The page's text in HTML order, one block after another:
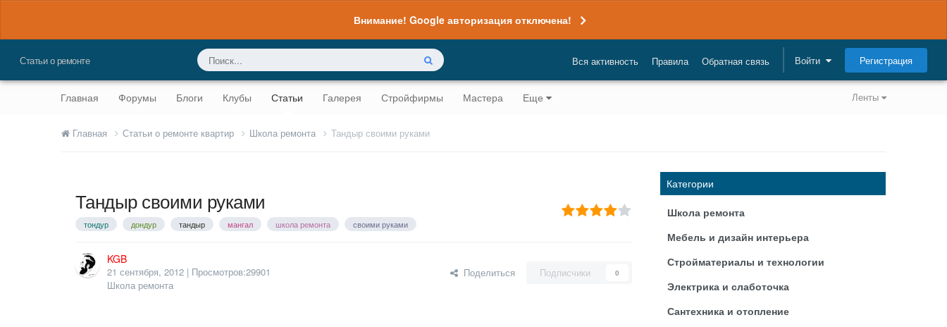
Внимание! Google авторизация отключена!
Статьи о ремонте Вся активность Правила Обратная связь Войти Регистрация
Ленты
Главная Форумы Блоги Клубы Статьи Галерея Стройфирмы Мастера Еще
Главная Статьи о ремонте квартир Школа ремонта Тандыр своими руками
Тандыр своими руками
тондур дондур тандыр мангал школа ремонта своими руками
KGB
21 сентября, 2012 | Просмотров:29901
Школа ремонта
Поделиться Подписчики 0
Категории
Школа ремонта
Мебель и дизайн интерьера
Стройматериалы и технологии
Электрика и слаботочка
Сантехника и отопление